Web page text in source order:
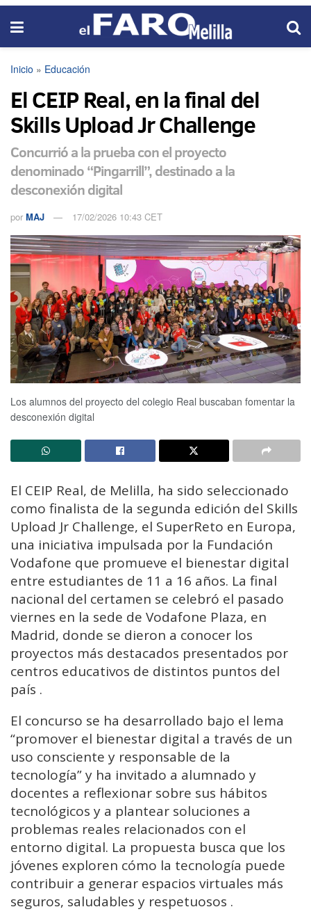
Inicio » Educación
El CEIP Real, en la final del
Skills Upload Jr Challenge
Concurrió a la prueba con el proyecto
denominado “Pingarrill”, destinado a la
desconexión digital
por MAJ 17/02/2026 10:43 CET
Los alumnos del proyecto del colegio Real buscaban fomentar la
desconexión digital
El CEIP Real, de Melilla, ha sido seleccionado
como finalista de la segunda edición del Skills
Upload Jr Challenge, el SuperReto en Europa,
una iniciativa impulsada por la Fundación
Vodafone que promueve el bienestar digital
entre estudiantes de 11 a 16 años. La final
nacional del certamen se celebró el pasado
viernes en la sede de Vodafone Plaza, en
Madrid, donde se dieron a conocer los
proyectos más destacados presentados por
centros educativos de distintos puntos del
país .
El concurso se ha desarrollado bajo el lema
“promover el bienestar digital a través de un
uso consciente y responsable de la
tecnología” y ha invitado a alumnado y
docentes a reflexionar sobre sus hábitos
tecnológicos y a plantear soluciones a
problemas reales relacionados con el
entorno digital. La propuesta busca que los
jóvenes exploren cómo la tecnología puede
contribuir a generar espacios virtuales más
seguros, saludables y respetuosos .